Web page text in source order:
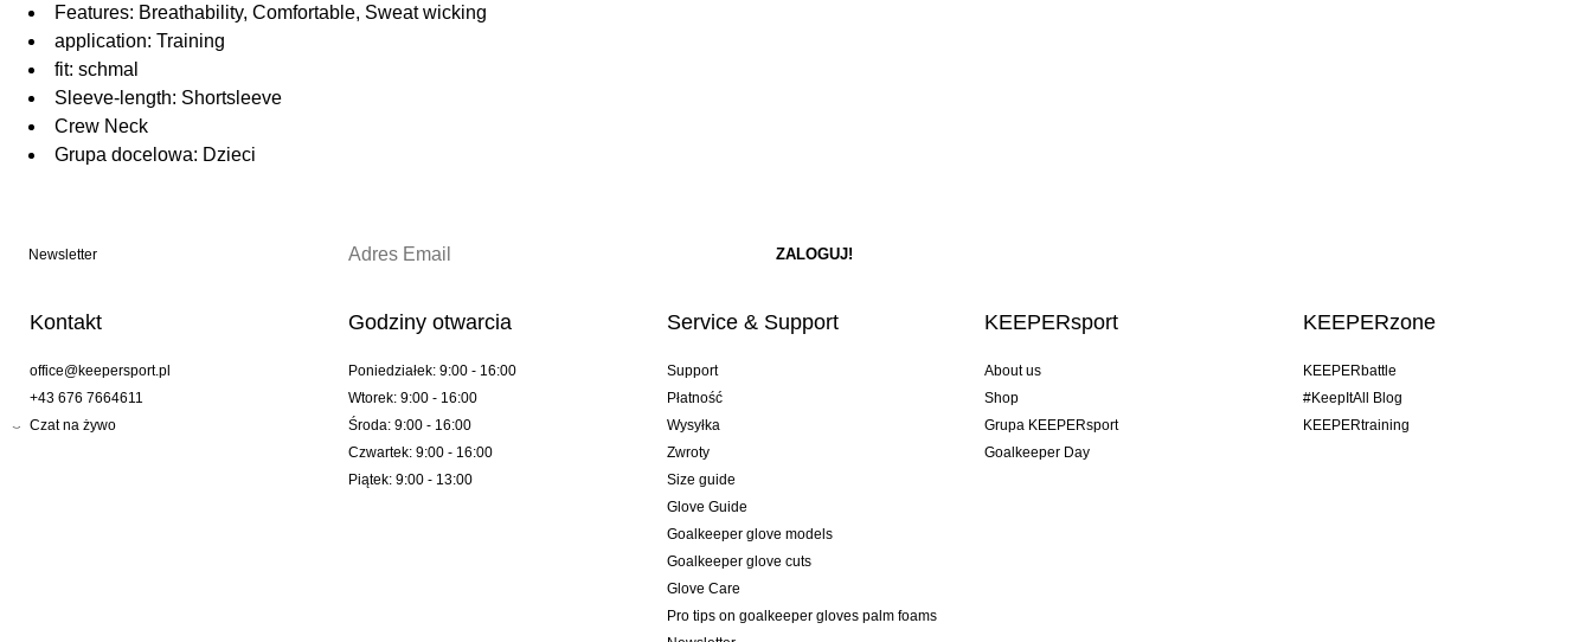
Features: Breathability, Comfortable, Sweat wicking
application: Training
fit: schmal
Sleeve-length: Shortsleeve
Crew Neck
Grupa docelowa: Dzieci
Newsletter
Kontakt
office@keepersport.pl
+43 676 7664611
Czat na żywo
Godziny otwarcia
Poniedziałek: 9:00 - 16:00
Wtorek: 9:00 - 16:00
Środa: 9:00 - 16:00
Czwartek: 9:00 - 16:00
Piątek: 9:00 - 13:00
Service & Support
Support
Płatność
Wysyłka
Zwroty
Size guide
Glove Guide
Goalkeeper glove models
Goalkeeper glove cuts
Glove Care
Pro tips on goalkeeper gloves palm foams
KEEPERsport
About us
Shop
Grupa KEEPERsport
Goalkeeper Day
KEEPERzone
KEEPERbattle
#KeepItAll Blog
KEEPERtraining